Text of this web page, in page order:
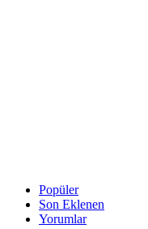
Popüler
Son Eklenen
Yorumlar